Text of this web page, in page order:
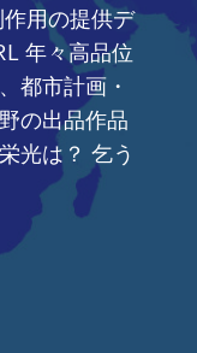
用の提供デ
年々高品位
都市計画・
の出品作品
光は？ 乞う